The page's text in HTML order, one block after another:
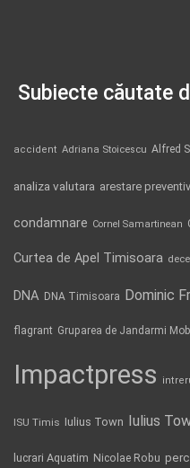
Subiecte căutate
accident Adriana Stoicescu Alfred
analiza valutara arestare
condamnare Cornel Samartinean
Curtea de Apel Timisoara
DNA DNA Timisoara Dominic
flagrant Gruparea de Jandarmi
Impactpress
ISU Timis Iulius Town Iulius
lucrari Aquatim Nicolae Robu